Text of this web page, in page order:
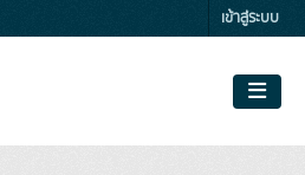
เข้าสู่ระบบ